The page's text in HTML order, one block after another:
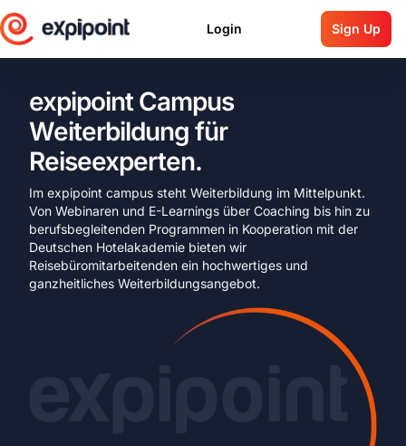
Login Sign Up
expipoint Campus
Weiterbildung für
Reiseexperten.
Im expipoint campus steht Weiterbildung im Mittelpunkt.
Von Webinaren und E-Learnings über Coaching bis hin zu
berufsbegleitenden Programmen in Kooperation mit der
Deutschen Hotelakademie bieten wir
Reisebüromitarbeitenden ein hochwertiges und
ganzheitliches Weiterbildungsangebot.